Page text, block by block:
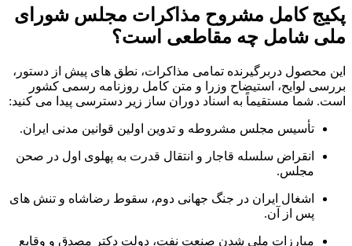
پکیج کامل مشروح مذاکرات مجلس شورای
ملی شامل چه مقاطعی است؟
این محصول دربرگیرنده تمامی مذاکرات، نطق های پیش از دستور،
بررسی لوایح، استیضاح وزرا و متن کامل روزنامه رسمی کشور
است. شما مستقیماً به اسناد دوران ساز زیر دسترسی پیدا می کنید:
تأسیس مجلس مشروطه و تدوین اولین قوانین مدنی ایران.
انقراض سلسله قاجار و انتقال قدرت به پهلوی اول در صحن
مجلس.
اشغال ایران در جنگ جهانی دوم، سقوط رضاشاه و تنش های
پس از آن.
مبارزات ملی شدن صنعت نفت، دولت دکتر مصدق و وقایع